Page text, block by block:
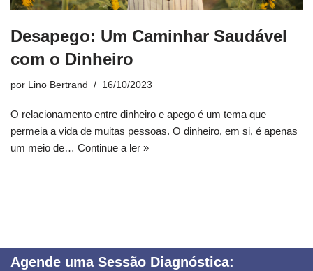
Desapego: Um Caminhar Saudável
com o Dinheiro
por Lino Bertrand 16/10/2023
O relacionamento entre dinheiro e apego é um tema que
permeia a vida de muitas pessoas. O dinheiro, em si, é apenas
um meio de… Continue a ler »
Agende uma Sessão Diagnóstica: